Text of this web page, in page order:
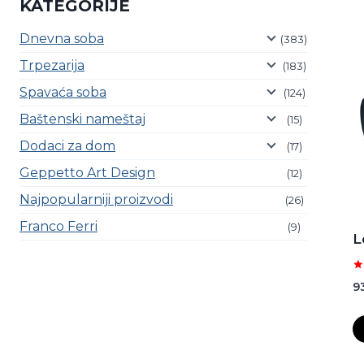
sa
KATEGORIJE
Dnevna soba (383)
Trpezarija (183)
Spavaća soba (124)
Baštenski nameštaj (15)
Dodaci za dom (17)
Geppetto Art Design (12)
Najpopularniji proizvodi (26)
Franco Ferri (9)